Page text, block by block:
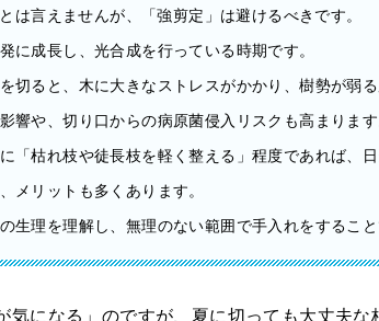
は言えませんが、「強剪定」は避けるべきです。
に成長し、光合成を行っている時期です。
切ると、木に大きなストレスがかかり、樹勢が弱る
響や、切り口からの病原菌侵入リスクも高まります
「枯れ枝や徒長枝を軽く整える」程度であれば、
メリットも多くあります。
生理を理解し、無理のない範囲で手入れをすること
気になる」のですが、夏に切っても大丈夫な